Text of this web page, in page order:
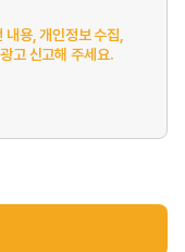
용, 개인정보 수집,
고 신고해 주세요.